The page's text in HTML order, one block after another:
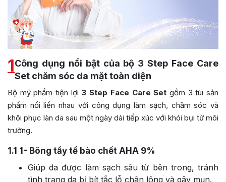
1Công dụng nổi bật của bộ 3 Step Face Care
Set chăm sóc da mặt toàn diện
Bộ mỹ phẩm tiện lợi 3 Step Face Care Set gồm 3 túi sản
phẩm nối liền nhau với công dụng làm sạch, chăm sóc và
khôi phục làn da sau một ngày dài tiếp xúc với khói bụi từ môi
trường.
1.1 1- Bông tẩy tế bào chết AHA 9%
Giúp da được làm sạch sâu từ bên trong, tránh
tình trạng da bị bít tắc lỗ chân lông và gây mụn.